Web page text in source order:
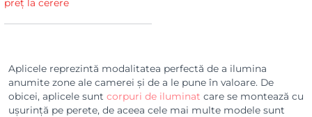
preț la cerere
Aplicele reprezintă modalitatea perfectă de a ilumina
anumite zone ale camerei și de a le pune în valoare. De
obicei, aplicele sunt corpuri de iluminat care se montează cu
ușurință pe perete, de aceea cele mai multe modele sunt